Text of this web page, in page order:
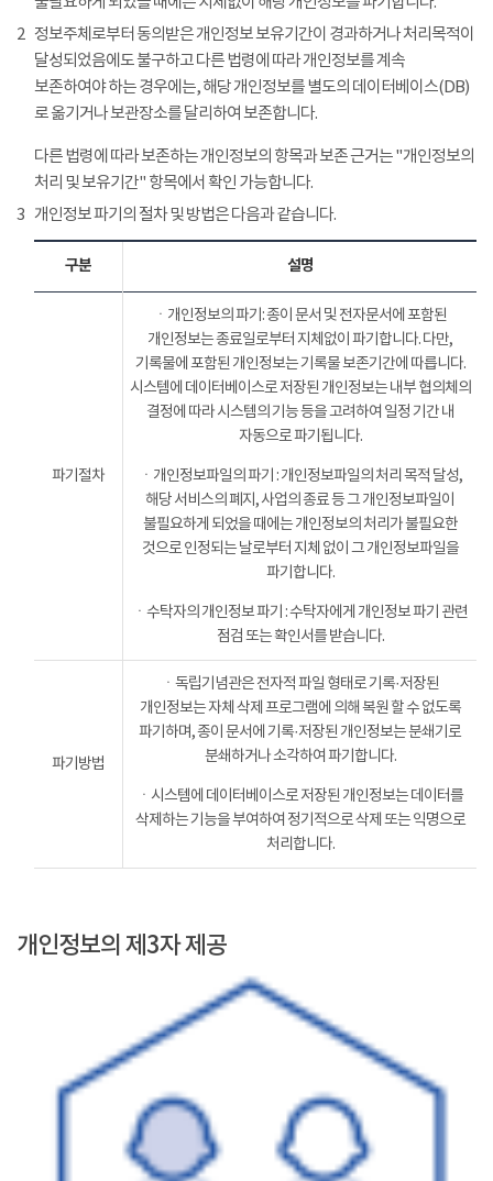
2 정보주체로부터 동의받은 개인정보 보유기간이 경과하거나 처리목적이
달성되었음에도 불구하고 다른 법령에 따라 개인정보를 계속
보존하여야 하는 경우에는, 해당 개인정보를 별도의 데이터베이스(DB)
로 옮기거나 보관장소를 달리하여 보존합니다.
다른 법령에 따라 보존하는 개인정보의 항목과 보존 근거는 "개인정보의
처리 및 보유기간" 항목에서 확인 가능합니다.
3 개인정보 파기의 절차 및 방법은 다음과 같습니다.
구분 설명
파기절차
ㆍ개인정보의 파기: 종이 문서 및 전자문서에 포함된
개인정보는 종료일로부터 지체없이 파기합니다. 다만,
기록물에 포함된 개인정보는 기록물 보존기간에 따릅니다.
시스템에 데이터베이스로 저장된 개인정보는 내부 협의체의
결정에 따라 시스템의 기능 등을 고려하여 일정 기간 내
자동으로 파기됩니다.
ㆍ개인정보파일의 파기 : 개인정보파일의 처리 목적 달성,
해당 서비스의 폐지, 사업의 종료 등 그 개인정보파일이
불필요하게 되었을 때에는 개인정보의 처리가 불필요한
것으로 인정되는 날로부터 지체 없이 그 개인정보파일을
파기합니다.
ㆍ수탁자의 개인정보 파기 : 수탁자에게 개인정보 파기 관련
점검 또는 확인서를 받습니다.
파기방법
ㆍ독립기념관은 전자적 파일 형태로 기록·저장된
개인정보는 자체 삭제 프로그램에 의해 복원 할 수 없도록
파기하며, 종이 문서에 기록·저장된 개인정보는 분쇄기로
분쇄하거나 소각하여 파기합니다.
ㆍ시스템에 데이터베이스로 저장된 개인정보는 데이터를
삭제하는 기능을 부여하여 정기적으로 삭제 또는 익명으로
처리합니다.
개인정보의 제3자 제공